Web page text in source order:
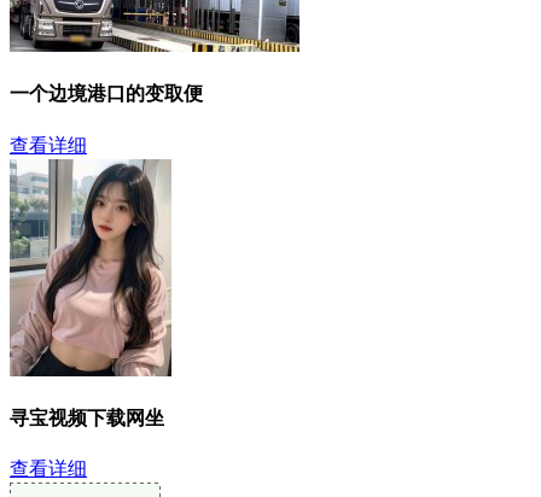
一个边境港口的变取便
查看详细
寻宝视频下载网坐
查看详细